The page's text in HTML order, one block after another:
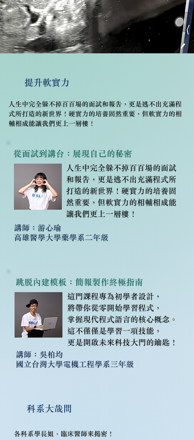
提升軟實力
人生中完全躲不掉百百場的面試和報告，更是逃不出充滿程
式所打造的新世界！硬實力的培養固然重要，但軟實力的相
輔相成能讓我們更上一層樓！
從面試到講台：展現自己的秘密
人生中完全躲不掉百百場的面試
和報告，更是逃不出充滿程式所
打造的新世界！硬實力的培養固
然重要，但軟實力的相輔相成能
讓我們更上一層樓！
​講師：游心瑜
高雄醫學大學藥學系二年級
跳脫內建模板：簡報製作終極指南
這門課程專為初學者設計，
將帶你從零開始學習程式，
掌握現代程式語言的核心概念。
這不僅僅是學習一項技能，
更是開啟未來科技大門的鑰匙！
​講師：吳柏均
國立台灣大學電機工程學系三年級
科系大哉問
各科系學長姐、臨床醫師來揭密！